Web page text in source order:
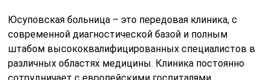
Юсуповская больница – это передовая клиника, с
современной диагностической базой и полным
штабом высококвалифицированных специалистов в
различных областях медицины. Клиника постоянно